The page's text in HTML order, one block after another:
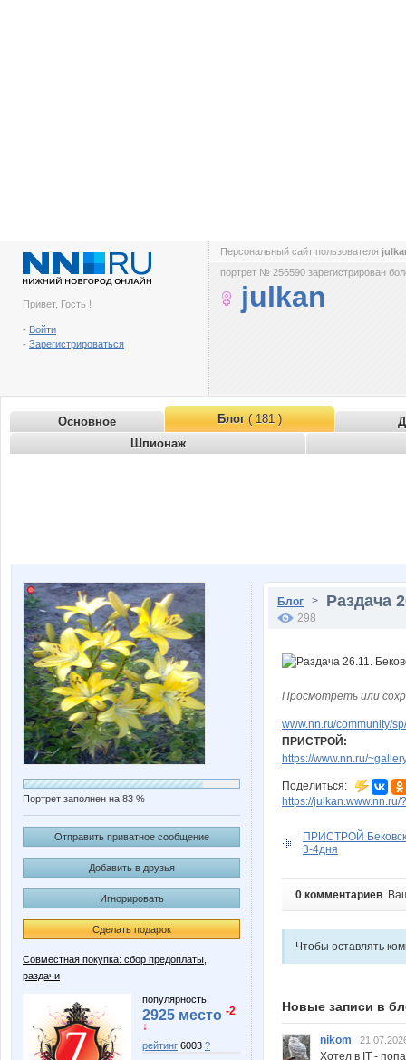
Привет, Гость !
- Войти
- Зарегистрироваться
Персональный сайт пользователя
портрет № 256590 зарегистрирован
julkan
Основное Блог( 181 )
Шпионаж
Портрет заполнен на 83 %
Отправить приватное сообщение
Добавить в друзья
Игнорировать
Сделать подарок
Совместная покупка: сбор предоплаты,
раздачи
популярность:
2925 место -2
↓
рейтинг 6003 ?
Блог > Раздача
298
Просмотреть или
www.nn.ru/community/
ПРИСТРОЙ:
https://www.nn.ru/
Поделиться:
https://julkan.www.nn.ru/
ПРИСТРОЙ
3-4дня
0 комментариев.
Чтобы оставлять
Новые записи в
nikom
Хотел в IT -